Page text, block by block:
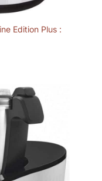
Edition Plus :